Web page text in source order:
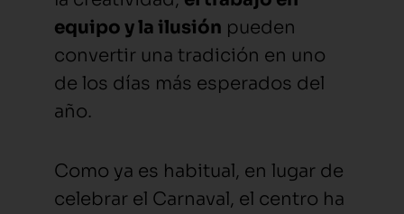
equipo y la ilusión pueden
convertir una tradición en uno
de los días más esperados del
año.
Como ya es habitual, en lugar de
celebrar el Carnaval, el centro ha